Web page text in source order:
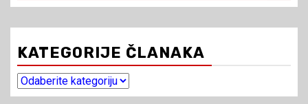
KATEGORIJE ČLANAKA
Kategorije
članaka